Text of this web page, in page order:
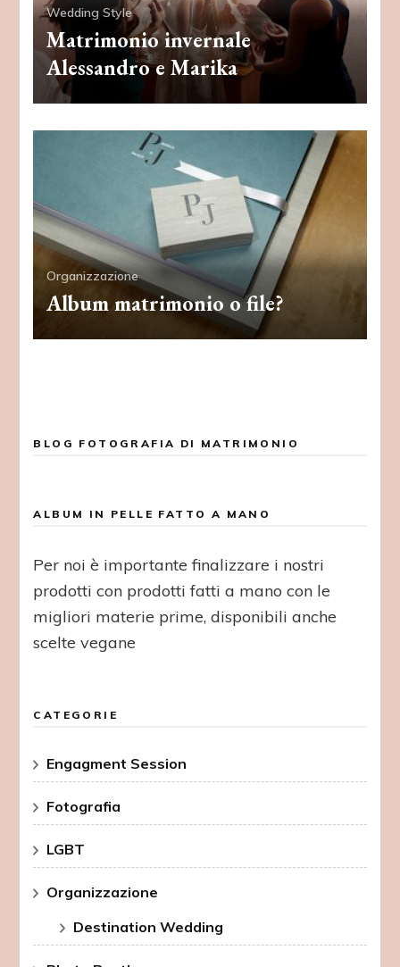
Wedding Style
Matrimonio invernale
Alessandro e Marika
Organizzazione
Album matrimonio o file?
BLOG FOTOGRAFIA DI MATRIMONIO
ALBUM IN PELLE FATTO A MANO
Per noi è importante finalizzare i nostri
prodotti con prodotti fatti a mano con le
migliori materie prime, disponibili anche
scelte vegane
CATEGORIE
Engagment Session
Fotografia
LGBT
Organizzazione
Destination Wedding